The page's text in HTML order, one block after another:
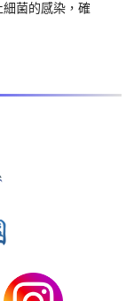
菌的感染，確